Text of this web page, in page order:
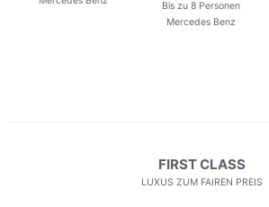
Bis zu 8 Personen
Mercedes Benz
FIRST CLASS
LUXUS ZUM FAIREN PREIS